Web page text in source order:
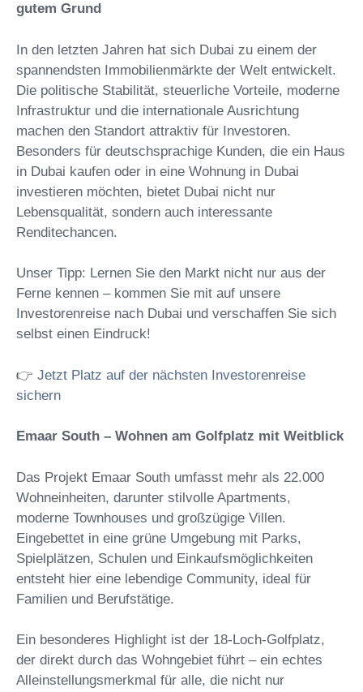
gutem Grund
In den letzten Jahren hat sich Dubai zu einem der
spannendsten Immobilienmärkte der Welt entwickelt.
Die politische Stabilität, steuerliche Vorteile, moderne
Infrastruktur und die internationale Ausrichtung
machen den Standort attraktiv für Investoren.
Besonders für deutschsprachige Kunden, die ein Haus
in Dubai kaufen oder in eine Wohnung in Dubai
investieren möchten, bietet Dubai nicht nur
Lebensqualität, sondern auch interessante
Renditechancen.
Unser Tipp: Lernen Sie den Markt nicht nur aus der
Ferne kennen – kommen Sie mit auf unsere
Investorenreise nach Dubai und verschaffen Sie sich
selbst einen Eindruck!
👉 Jetzt Platz auf der nächsten Investorenreise
sichern
Emaar South – Wohnen am Golfplatz mit Weitblick
Das Projekt Emaar South umfasst mehr als 22.000
Wohneinheiten, darunter stilvolle Apartments,
moderne Townhouses und großzügige Villen.
Eingebettet in eine grüne Umgebung mit Parks,
Spielplätzen, Schulen und Einkaufsmöglichkeiten
entsteht hier eine lebendige Community, ideal für
Familien und Berufstätige.
Ein besonderes Highlight ist der 18-Loch-Golfplatz,
der direkt durch das Wohngebiet führt – ein echtes
Alleinstellungsmerkmal für alle, die nicht nur